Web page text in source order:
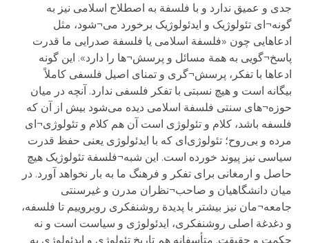
جدی و عمیق ندارد و با فلسفة به اصطلاح اسلامی نیز به
گونه¬ای تئولوژیک و ایدئولوژیک برخورد می¬شود، مثل
ادعاهایی چون «فلسفة‌ اسلامی یا فلسفة صدرایی ما قدرت
پاسخ¬گویی به همة مسائل و پرسش¬ها را دارد». این گونه
ادعاها با تفکر، پرسش¬گری و تمنای اصیل فلسفی کاملاً
بیگانه است و هیچ نسبتی با تفکر فلسفی ندارد. آنچه در میان
حوزه¬های سنتی فلسفة اسلامی دیده می‌شود بیش از آن که
فلسفه باشد، کلام و تئولوژی است آن هم کلام و تئولوژی¬ای
مرده و بی‌روح؛ تئولوژی‌ای که با ایدئولوژی یعنی حفظ قدرت
سیاسی نیز پیوند خورده است. این شبه¬فلسفة تئولوژیک هیچ
حاصل و ارمغانی برای تفکر و فرهنگ ما به بار نخواهد آورد. در
میان دانشگاهیان و صاحب¬نظران مدرن و غیرسنتی
جامعه¬مان نیز بیشتر با پدیدة روشنفکری روبروییم تا فلسفه،
و دغدغة اصلی روشنفکری، ایدئولوژی و سیاست است و نه
حکمت و حقیقت. متأسفانه هم تاریخ تئولوژی و ایدئولوژی به